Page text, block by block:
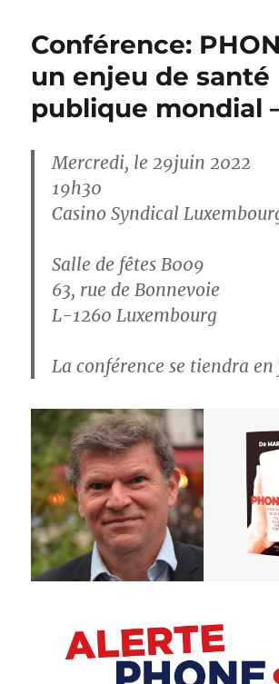
Conférence:
un enjeu de santé
publique mondial
Mercredi, le 29juin 2022
19h30
Casino Syndical
Salle de fêtes B009
63, rue de Bonnevoie
L-1260 Luxembourg
La conférence se tiendra